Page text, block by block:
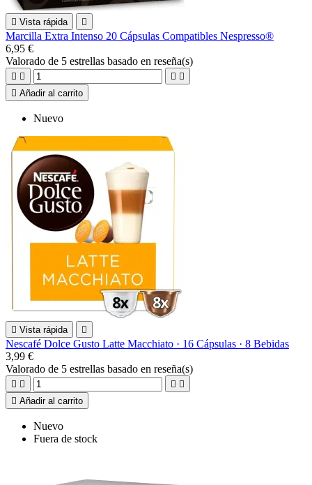
 Vista rápida 
Marcilla Extra Intenso 20 Cápsulas Compatibles Nespresso®
6,95 €
Valorado de 5 estrellas basado en reseña(s)
   
 Añadir al carrito
Nuevo
 Vista rápida 
Nescafé Dolce Gusto Latte Macchiato · 16 Cápsulas · 8 Bebidas
3,99 €
Valorado de 5 estrellas basado en reseña(s)
   
 Añadir al carrito
Nuevo
Fuera de stock